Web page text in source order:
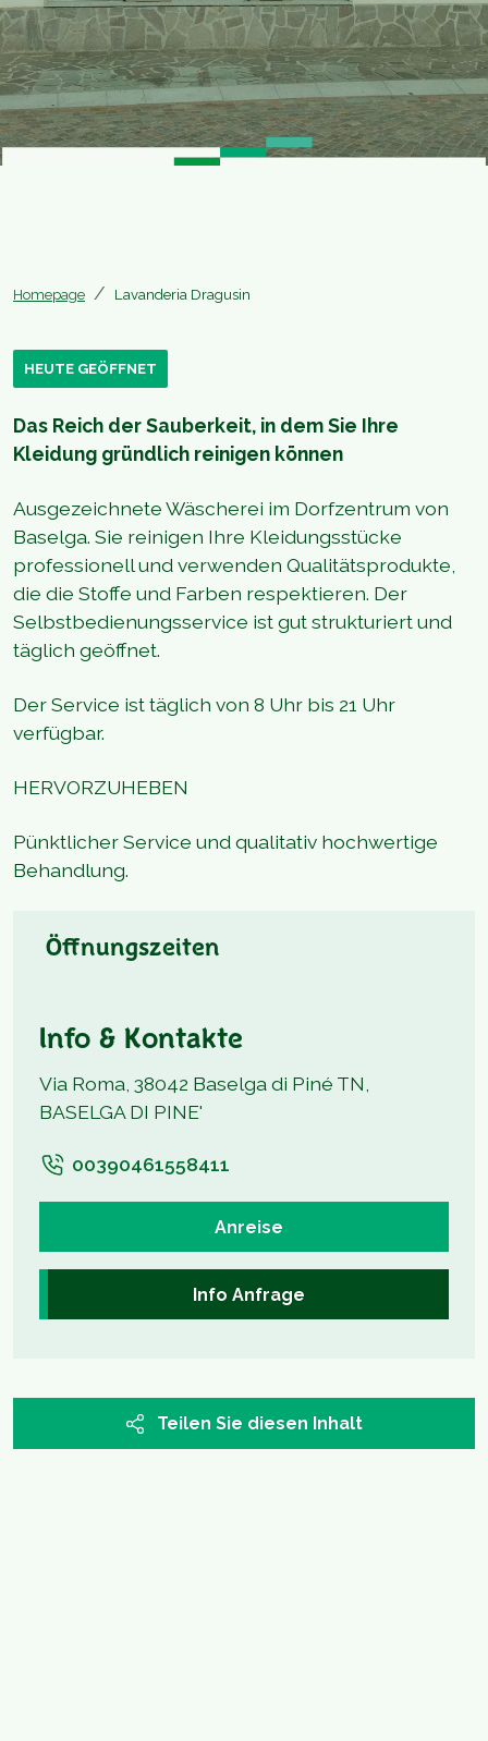
Homepage Lavanderia Dragusin
HEUTE GEÖFFNET
Das Reich der Sauberkeit, in dem Sie Ihre
Kleidung gründlich reinigen können
Ausgezeichnete Wäscherei im Dorfzentrum von
Baselga. Sie reinigen Ihre Kleidungsstücke
professionell und verwenden Qualitätsprodukte,
die die Stoffe und Farben respektieren. Der
Selbstbedienungsservice ist gut strukturiert und
täglich geöffnet.
Der Service ist täglich von 8 Uhr bis 21 Uhr
verfügbar.
HERVORZUHEBEN
Pünktlicher Service und qualitativ hochwertige
Behandlung.
Öffnungszeiten
Info & Kontakte
Via Roma, 38042 Baselga di Piné TN,
BASELGA DI PINE'
00390461558411
Anreise
Info Anfrage
Teilen Sie diesen Inhalt